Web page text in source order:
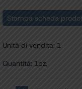
Stampa scheda
Unità di vendita: 1
Quantità: 1pz.